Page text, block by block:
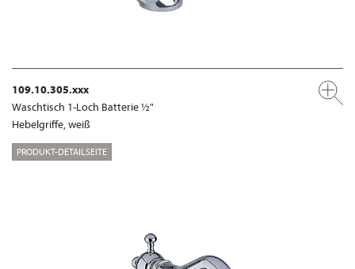
109.10.305.xxx
Waschtisch 1-Loch Batterie ½"
Hebelgriffe, weiß
PRODUKT-DETAILSEITE